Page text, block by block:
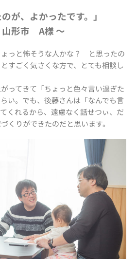
が、よかったです。」
形市 A様 〜
っと怖そうな人かな？ と思ったの
すごく気さくな方で、とても相談し
ってきて「ちょっと色々言い過ぎた
い。でも、後藤さんは「なんでも言
くれるから、遠慮なく話せつぃ、だ
くりができたのだと思います。